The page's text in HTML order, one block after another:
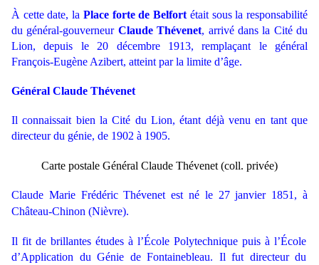
À cette date, la Place forte de Belfort était sous la responsabilité
du général-gouverneur Claude Thévenet, arrivé dans la Cité du
Lion, depuis le 20 décembre 1913, remplaçant le général
François-Eugène Azibert, atteint par la limite d’âge.
Général Claude Thévenet
Il connaissait bien la Cité du Lion, étant déjà venu en tant que
directeur du génie, de 1902 à 1905.
Carte postale Général Claude Thévenet (coll. privée)
Claude Marie Frédéric Thévenet est né le 27 janvier 1851, à
Château-Chinon (Nièvre).
Il fit de brillantes études à l’École Polytechnique puis à l’École
d’Application du Génie de Fontainebleau. Il fut directeur du